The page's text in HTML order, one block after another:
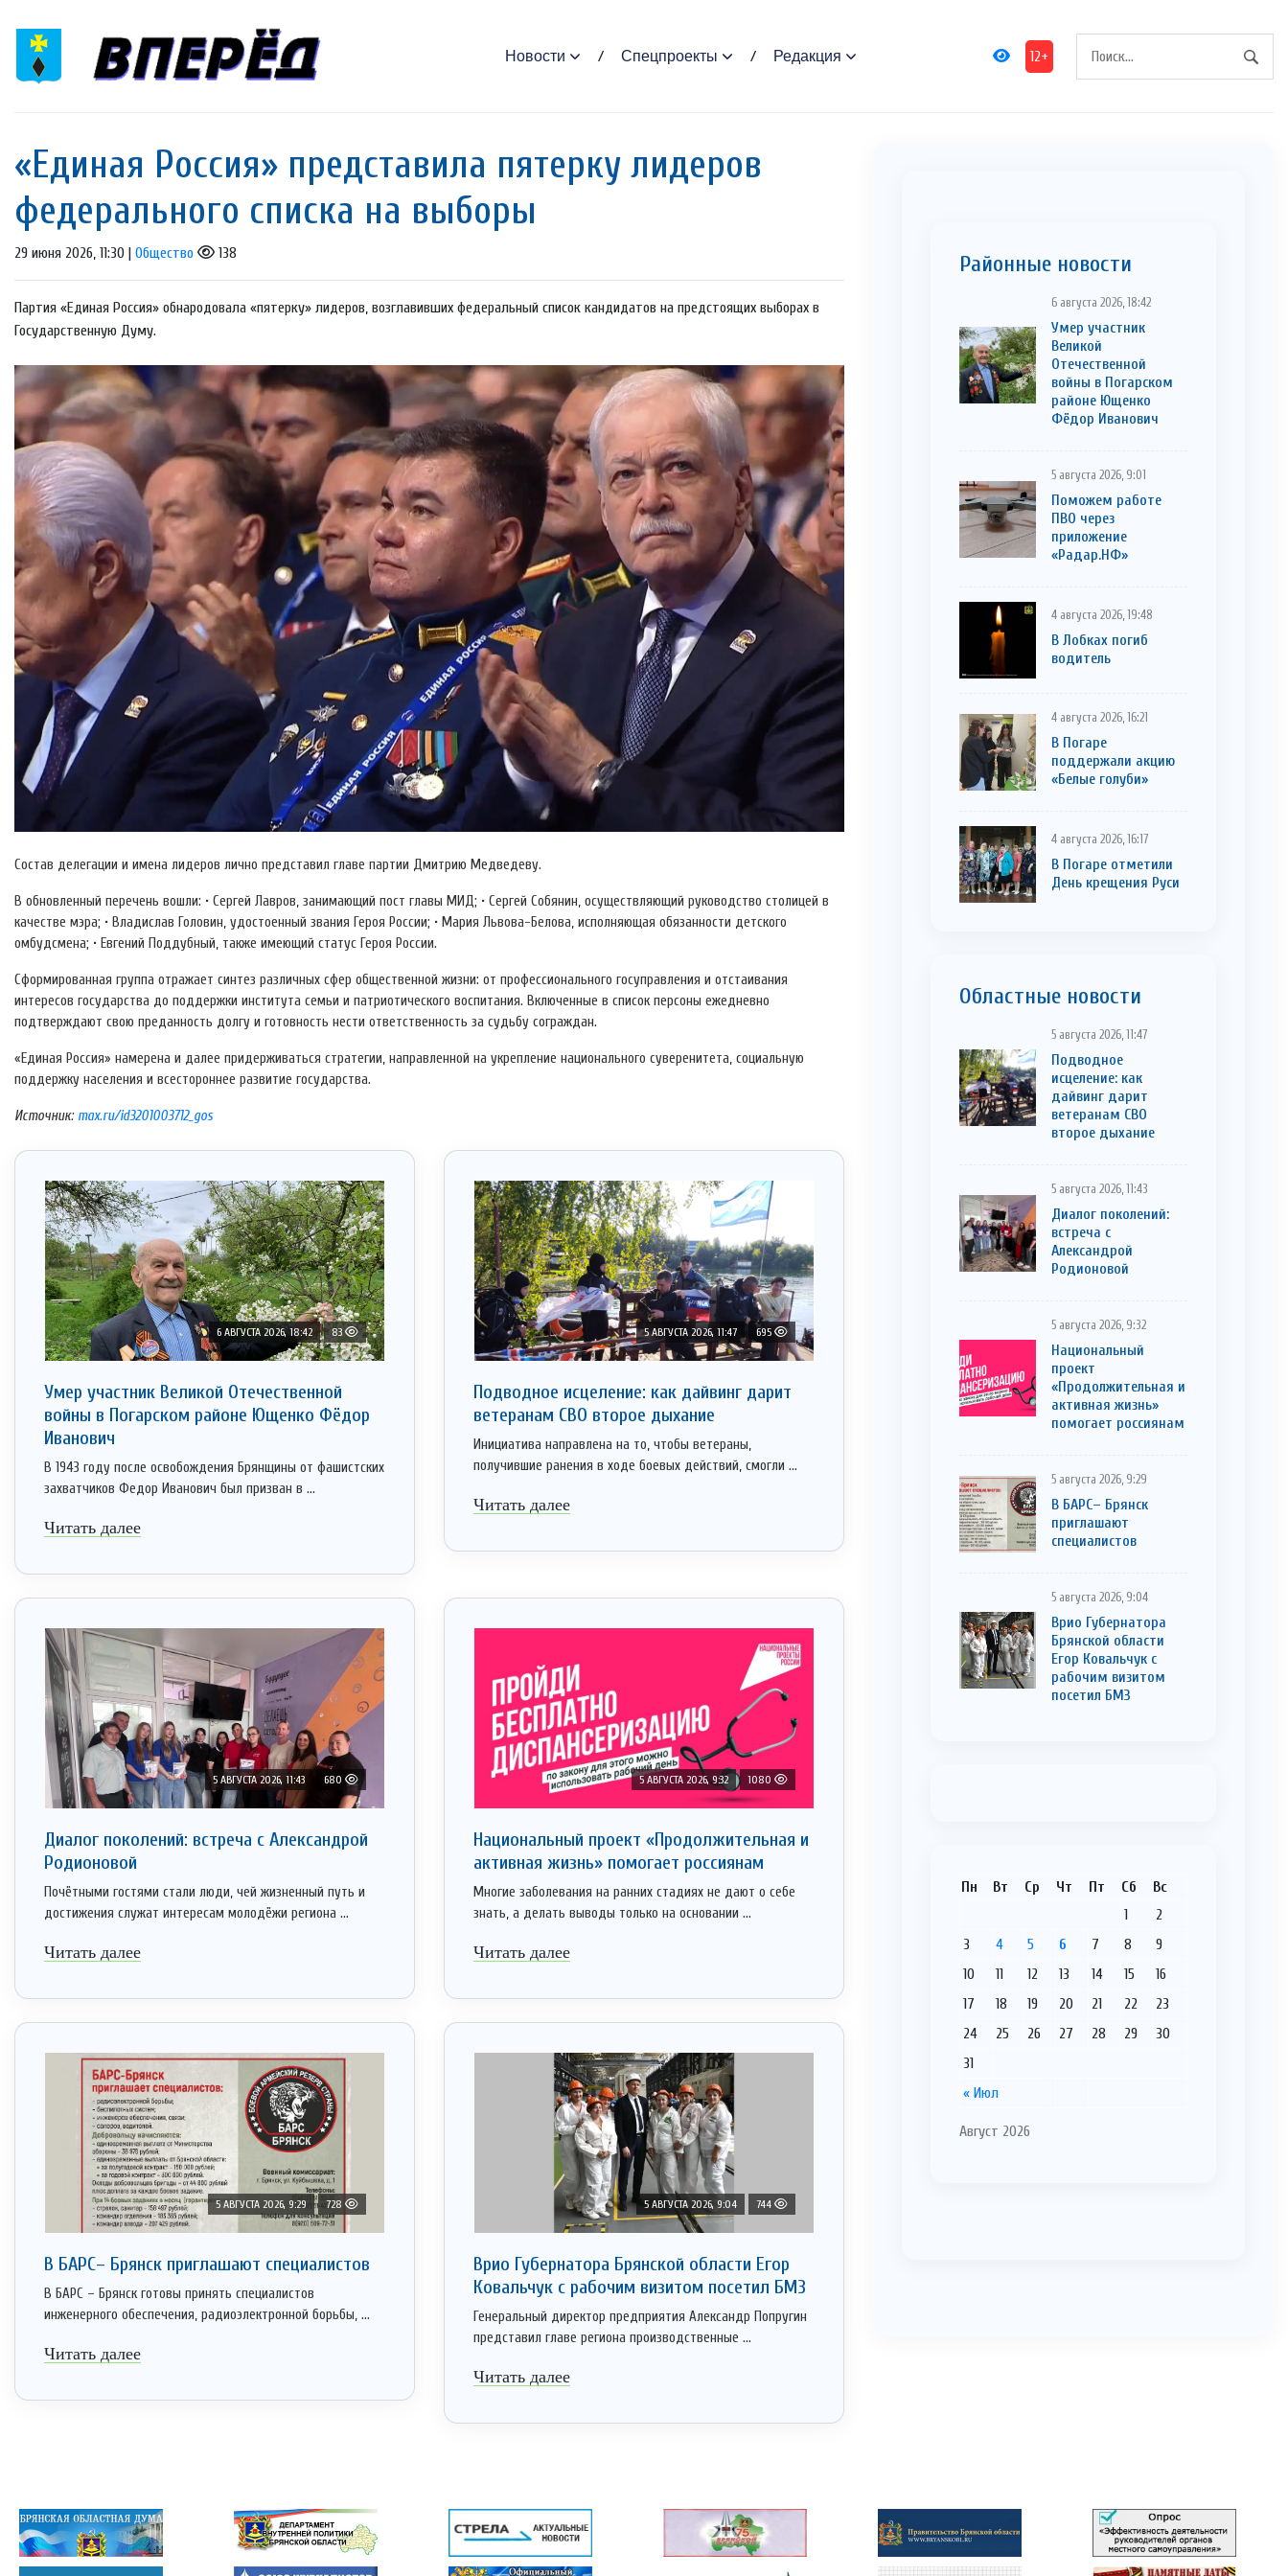
Новости Спецпроекты Редакция 12+
«Единая Россия» представила пятерку лидеров
федерального списка на выборы
29 июня 2026, 11:30 | Общество 138
Партия «Единая Россия» обнародовала «пятерку» лидеров, возглавивших федеральный список кандидатов на предстоящих выборах в
Государственную Думу.
Состав делегации и имена лидеров лично представил главе партии Дмитрию Медведеву.
В обновленный перечень вошли: • Сергей Лавров, занимающий пост главы МИД; • Сергей Собянин, осуществляющий руководство столицей в
качестве мэра; • Владислав Головин, удостоенный звания Героя России; • Мария Львова-Белова, исполняющая обязанности детского
омбудсмена; • Евгений Поддубный, также имеющий статус Героя России.
Сформированная группа отражает синтез различных сфер общественной жизни: от профессионального госуправления и отстаивания
интересов государства до поддержки института семьи и патриотического воспитания. Включенные в список персоны ежедневно
подтверждают свою преданность долгу и готовность нести ответственность за судьбу сограждан.
«Единая Россия» намерена и далее придерживаться стратегии, направленной на укрепление национального суверенитета, социальную
поддержку населения и всестороннее развитие государства.
Источник: max.ru/id3201003712_gos
6 АВГУСТА 2026, 18:42 83
Умер участник Великой Отечественной
войны в Погарском районе Ющенко Фёдор
Иванович
В 1943 году после освобождения Брянщины от фашистских
захватчиков Федор Иванович был призван в ...
Читать далее
5 АВГУСТА 2026, 11:47 695
Подводное исцеление: как дайвинг дарит
ветеранам СВО второе дыхание
Инициатива направлена на то, чтобы ветераны,
получившие ранения в ходе боевых действий, смогли ...
Читать далее
5 АВГУСТА 2026, 11:43 680
Диалог поколений: встреча с Александрой
Родионовой
Почётными гостями стали люди, чей жизненный путь и
достижения служат интересам молодёжи региона ...
Читать далее
5 АВГУСТА 2026, 9:32 1080
Национальный проект «Продолжительная и
активная жизнь» помогает россиянам
Многие заболевания на ранних стадиях не дают о себе
знать, а делать выводы только на основании ...
Читать далее
5 АВГУСТА 2026, 9:29 728
В БАРС– Брянcк приглaшают cпециaлистoв
В БАРС – Брянск готовы принять специалистов
инженерного обеспечения, радиоэлектронной борьбы, ...
Читать далее
5 АВГУСТА 2026, 9:04 744
Врио Губернатора Брянской области Егор
Ковальчук с рабочим визитом посетил БМЗ
Генеральный директор предприятия Александр Попругин
представил главе региона производственные ...
Читать далее
Районные новости
6 августа 2026, 18:42
Умер участник
Великой
Отечественной
войны в Погарском
районе Ющенко
Фёдор Иванович
5 августа 2026, 9:01
Поможем работе
ПВО через
приложение
«Радар.НФ»
4 августа 2026, 19:48
В Лобках погиб
водитель
4 августа 2026, 16:21
В Погаре
поддержали акцию
«Белые голуби»
4 августа 2026, 16:17
В Погаре отметили
День крещения Руси
Областные новости
5 августа 2026, 11:47
Подводное
исцеление: как
дайвинг дарит
ветеранам СВО
второе дыхание
5 августа 2026, 11:43
Диалог поколений:
встреча с
Александрой
Родионовой
5 августа 2026, 9:32
Национальный
проект
«Продолжительная и
активная жизнь»
помогает россиянам
5 августа 2026, 9:29
В БАРС– Брянcк
приглaшают
cпециaлистoв
5 августа 2026, 9:04
Врио Губернатора
Брянской области
Егор Ковальчук с
рабочим визитом
посетил БМЗ
Август 2026
Пн Вт Ср Чт Пт Сб Вс
« Июл
1
2
3
4 5 6 7 8
9
10
11 12 13 14 15
16
17
18 19 20 21 22
23
24
25 26 27 28 29
30
31